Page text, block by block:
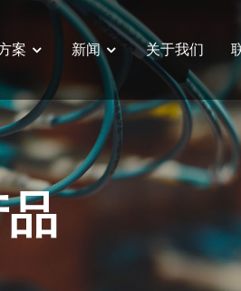
案 新闻 关于我们